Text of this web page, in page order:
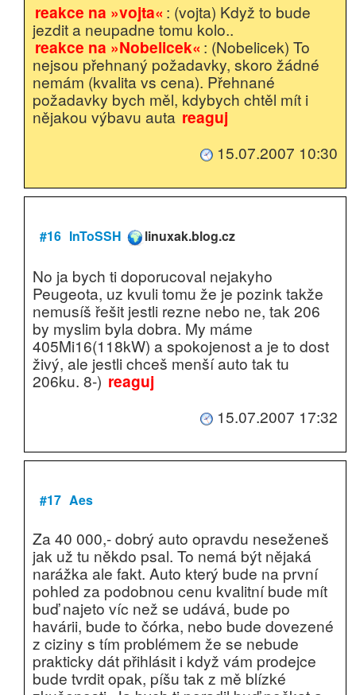
reakce na »vojta« : (vojta) Když to bude
jezdit a neupadne tomu kolo..
reakce na »Nobelicek« : (Nobelicek) To
nejsou přehnaný požadavky, skoro žádné
nemám (kvalita vs cena). Přehnané
požadavky bych měl, kdybych chtěl mít i
nějakou výbavu auta reaguj
15.07.2007 10:30
#16 InToSSH linuxak.blog.cz
No ja bych ti doporucoval nejakyho
Peugeota, uz kvuli tomu že je pozink takže
nemusíš řešit jestli rezne nebo ne, tak 206
by myslim byla dobra. My máme
405Mi16(118kW) a spokojenost a je to dost
živý, ale jestli chceš menší auto tak tu
206ku. 8-) reaguj
15.07.2007 17:32
#17 Aes
Za 40 000,- dobrý auto opravdu neseženeš
jak už tu někdo psal. To nemá být nějaká
narážka ale fakt. Auto který bude na první
pohled za podobnou cenu kvalitní bude mít
buď najeto víc než se udává, bude po
havárii, bude to čórka, nebo bude dovezené
z ciziny s tím problémem že se nebude
prakticky dát přihlásit i když vám prodejce
bude tvrdit opak, píšu tak z mě blízké